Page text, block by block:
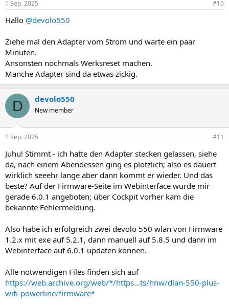
1 Sep. 2025 #10
Hallo @devolo550
Ziehe mal den Adapter vom Strom und warte ein paar
Minuten.
Ansonsten nochmals Werksreset machen.
Manche Adapter sind da etwas zickig.
D devolo550
New member
1 Sep. 2025 #11
Juhu! Stimmt - ich hatte den Adapter stecken gelassen, siehe
da, nach einem Abendessen ging es plötzlich; also es dauert
wirklich seeehr lange aber dann kommt er wieder. Und das
beste? Auf der Firmware-Seite im Webinterface wurde mir
gerade 6.0.1 angeboten; über Cockpit vorher kam die
bekannte Fehlermeldung.
Also habe ich erfolgreich zwei devolo 550 wlan von Firmware
1.2.x mit exe auf 5.2.1, dann manuell auf 5.8.5 und dann im
Webinterface auf 6.0.1 updaten können.
Alle notwendigen Files finden sich auf
https://web.archive.org/web/*/https...ts/hnw/dlan-550-plus-
wifi-powerline/firmware*